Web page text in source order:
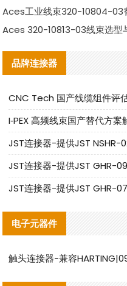
Aces工业线束320-10804-03
Aces 320-10813-03线束选型
品牌连接器
CNC Tech 国产线缆组件评
I‑PEX 高频线束国产替代方案
JST连接器-提供JST NSHR-
JST连接器-提供JST GHR-
JST连接器-提供JST GHR-
电子元器件